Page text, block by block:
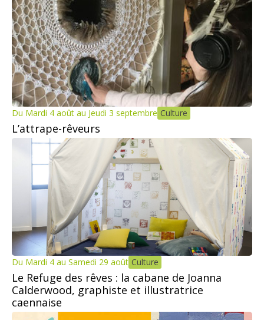
Du Mardi 4 août au Jeudi 3 septembre Culture
L’attrape-rêveurs
Du Mardi 4 au Samedi 29 août Culture
Le Refuge des rêves : la cabane de Joanna
Calderwood, graphiste et illustratrice
caennaise